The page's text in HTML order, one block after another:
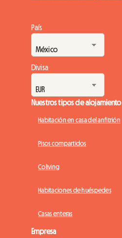
País
Divisa
Nuestros tipos de alojamiento
Habitación en casa del anfitrión
Pisos compartidos
Coliving
Habitaciones de huéspedes
Casas enteras
Empresa